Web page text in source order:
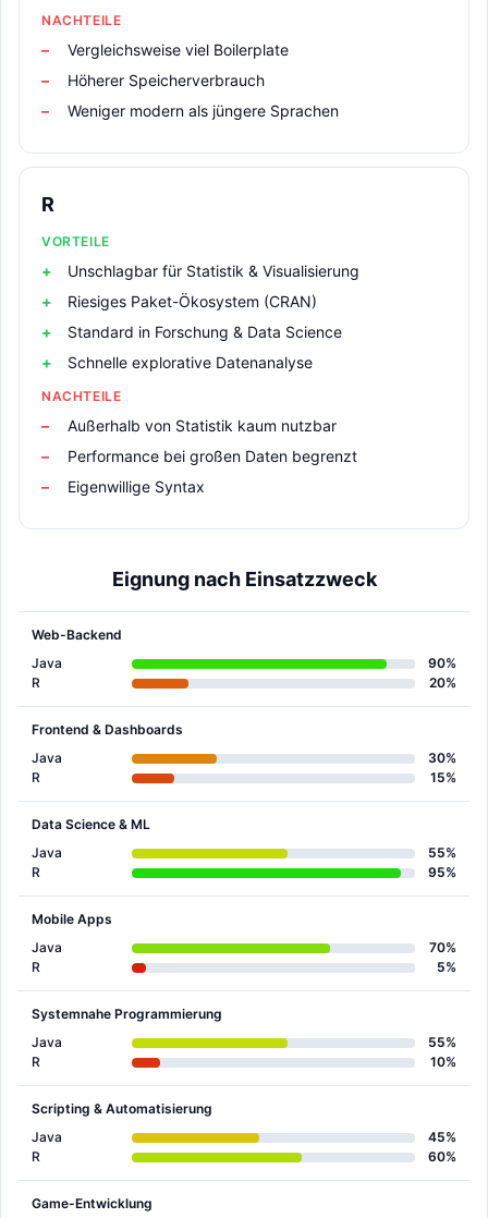
NACHTEILE
Vergleichsweise viel Boilerplate
Höherer Speicherverbrauch
Weniger modern als jüngere Sprachen
R
VORTEILE
Unschlagbar für Statistik & Visualisierung
Riesiges Paket-Ökosystem (CRAN)
Standard in Forschung & Data Science
Schnelle explorative Datenanalyse
NACHTEILE
Außerhalb von Statistik kaum nutzbar
Performance bei großen Daten begrenzt
Eigenwillige Syntax
Eignung nach Einsatzzweck
Web-Backend
Java
90%
R
20%
Frontend & Dashboards
Java
30%
R
15%
Data Science & ML
Java
55%
R
95%
Mobile Apps
Java
70%
R
5%
Systemnahe Programmierung
Java
55%
R
10%
Scripting & Automatisierung
Java
45%
R
60%
Game-Entwicklung